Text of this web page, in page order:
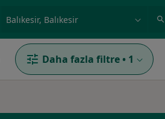
Daha fazla filtre • 1